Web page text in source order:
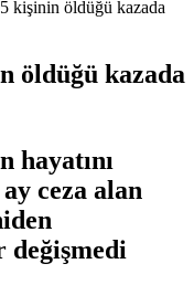
kişinin öldüğü kazada
öldüğü kazada
hayatını
ceza alan
değişmedi